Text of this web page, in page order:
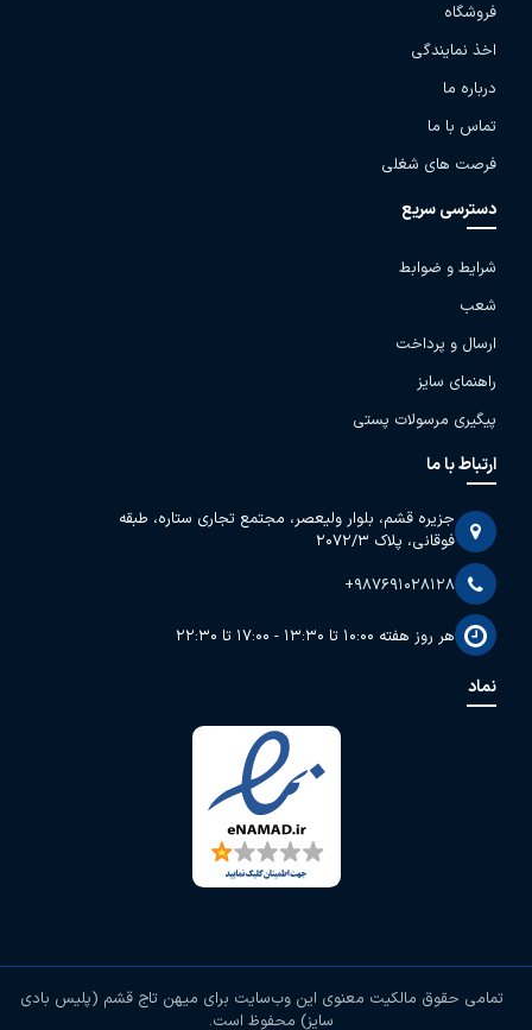
فروشگاه
اخذ نمایندگی
درباره ما
تماس با ما
فرصت های شغلی
دسترسی سریع
شرایط و ضوابط
شعب
ارسال و پرداخت
راهنمای سایز
پیگیری مرسولات پستی
ارتباط با ما
جزیره قشم، بلوار ولیعصر، مجتمع تجاری ستاره، طبقه
فوقانی، پلاک 2072/3
+987691028128
هر روز هفته 10:00 تا 13:30 - 17:00 تا 22:30
نماد
تمامی حقوق مالکیت معنوی این وب‌سایت برای میهن تاج قشم (پلیس بادی
سایز) محفوظ است.